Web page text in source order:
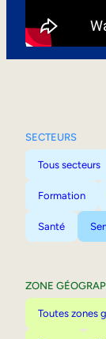
SECTEURS
Tous secteurs
Formation
Santé
ZONE
Toutes zones